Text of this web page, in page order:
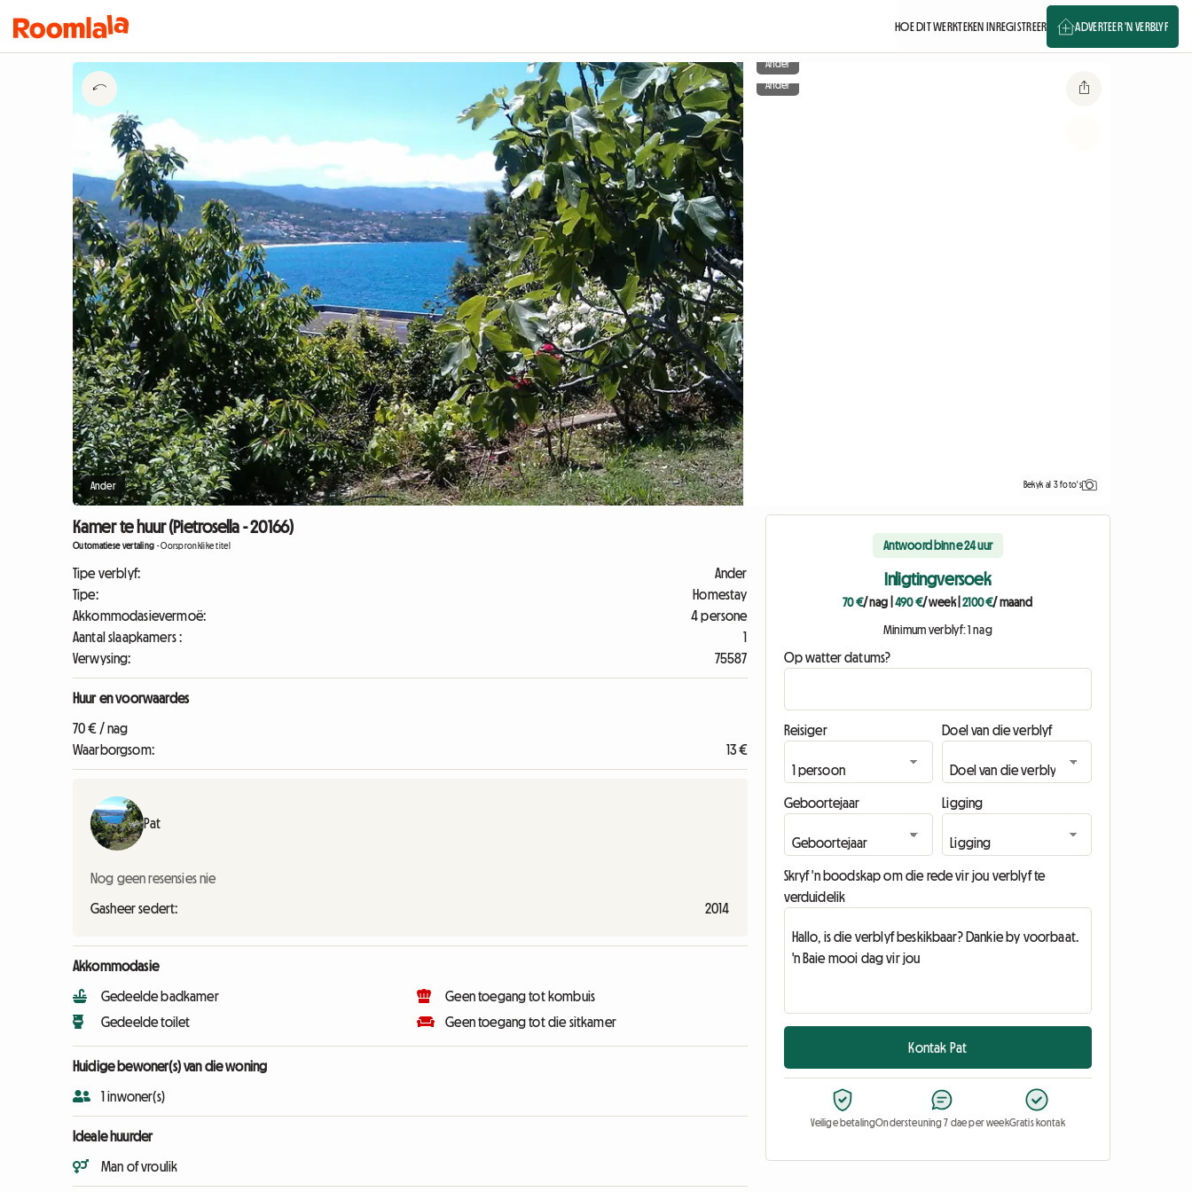
HOE DIT WERKTEKEN INREGISTREER ADVERTEER 'N VERBLYF
Ander
Ander
Ander
Bekyk al 3 foto's
Kamer te huur (Pietrosella - 20166)
Outomatiese vertaling -Oorspronklike titel
Tipe verblyf:
Ander
Tipe:
Homestay
Akkommodasievermoë:
4 persone
Aantal slaapkamers :
1
Verwysing:
75587
Huur en voorwaardes
70 € / nag
Waarborgsom:
13 €
Pat
Nog geen resensies nie
Gasheer sedert: 2014
Akkommodasie
Gedeelde badkamer
Gedeelde toilet
Geen toegang tot kombuis
Geen toegang tot die sitkamer
Huidige bewoner(s) van die woning
1 inwoner(s)
Ideale huurder
Man of vroulik
Antwoord binne 24 uur
Inligtingversoek
70 €/ nag |490 €/ week|2100 €/ maand
Minimum verblyf: 1 nag
Op watter datums?
Reisiger Doel van die verblyf
Geboortejaar Ligging
Skryf 'n boodskap om die rede vir jou verblyf te
verduidelik
Kontak Pat
Veilige betalingOndersteuning 7 dae per weekGratis kontak